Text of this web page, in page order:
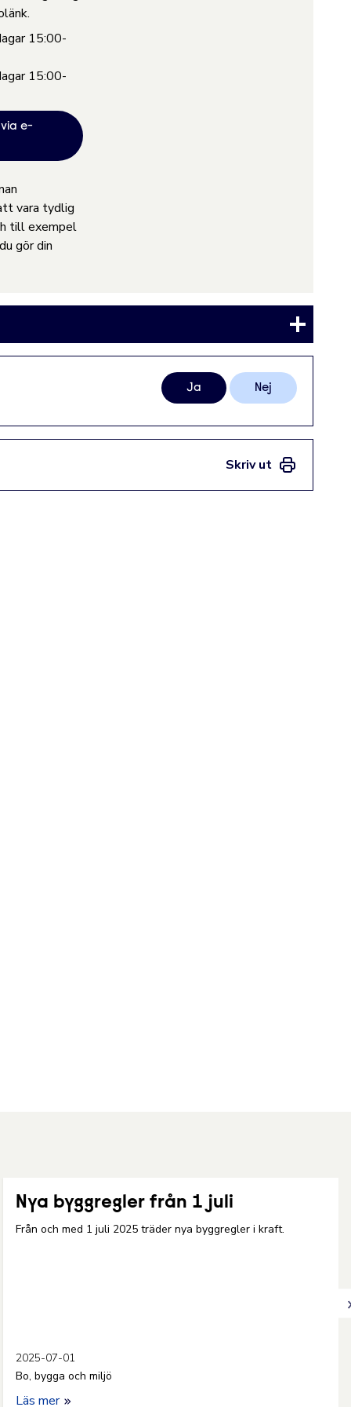
15:00-
15:00-
e-
vara tydlig
till exempel
gör din
Ja Nej
Skriv ut
Nya byggregler från 1 juli
Från och med 1 juli 2025 träder nya byggregler i kraft.
2025-07-01
Bo, bygga och miljö
Läs mer